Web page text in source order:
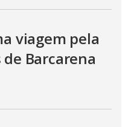
viagem pela
Barcarena